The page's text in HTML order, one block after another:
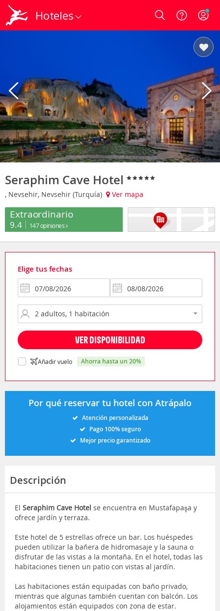
Hoteles Login
Seraphim Cave Hotel
, Nevsehir, Nevsehir (Turquía) Ver mapa
Extraordinario
9.4 147 opiniones
Elige tus fechas
VER DISPONIBILIDAD
Añadir vuelo ahorra hasta un 20%
Por qué reservar tu hotel con Atrápalo
Atención personalizada
Pago 100% seguro
Mejor precio garantizado
Descripción
El Seraphim Cave Hotel se encuentra en Mustafapaşa y
ofrece jardín y terraza.
Este hotel de 5 estrellas ofrece un bar. Los huéspedes
pueden utilizar la bañera de hidromasaje y la sauna o
disfrutar de las vistas a la montaña. En el hotel, todas las
habitaciones tienen un patio con vistas al jardín.
Las habitaciones están equipadas con baño privado,
mientras que algunas también cuentan con balcón. Los
alojamientos están equipados con zona de estar.